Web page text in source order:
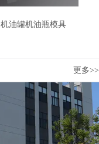
机油罐机油瓶模具
更多>>